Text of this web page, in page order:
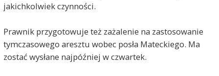
jakichkolwiek czynności.
Prawnik przygotowuje też zażalenie na zastosowanie
tymczasowego aresztu wobec posła Mateckiego. Ma
zostać wysłane najpóźniej w czwartek.